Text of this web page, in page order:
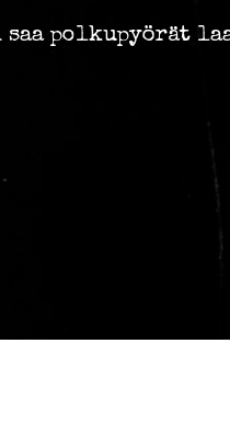
saa polkupyörät